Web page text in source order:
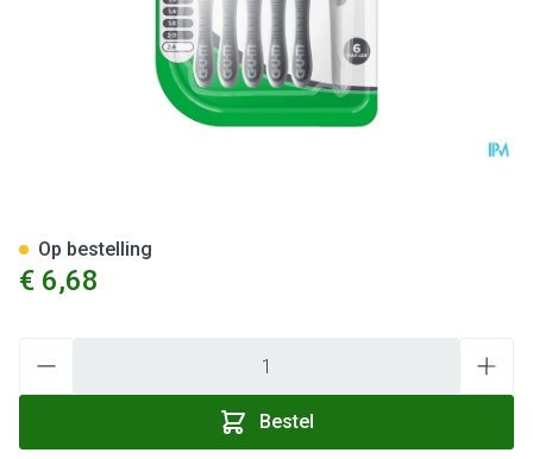
€ 6,68
Bestel
Op bestelling